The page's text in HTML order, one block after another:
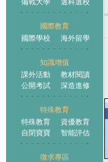
備戰大學
選科選校
國際教育
國際學校
海外留學
知識增值
課外活動
教材閱讀
公開考試
深造進修
特殊教育
特殊教育
資優教育
自閉寶寶
智能評估
徵求專區